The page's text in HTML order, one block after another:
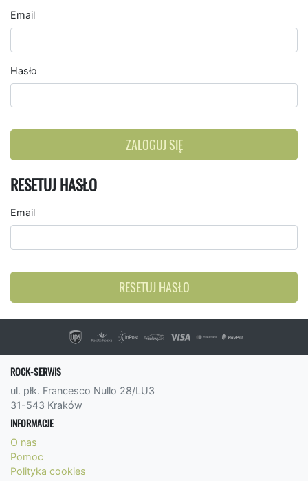
Email
Hasło
ZALOGUJ SIĘ
RESETUJ HASŁO
Email
RESETUJ HASŁO
ROCK-SERWIS
ul. płk. Francesco Nullo 28/LU3
31-543 Kraków
INFORMACJE
O nas
Pomoc
Polityka cookies